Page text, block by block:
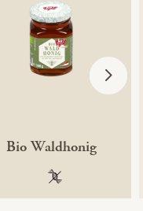
Bio Waldhonig
100 %